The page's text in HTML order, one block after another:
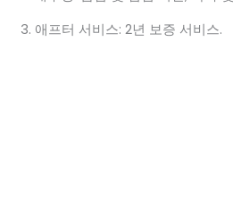
3. 애프터 서비스: 2년 보증 서비스.